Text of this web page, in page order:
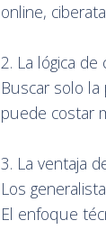
online,
2. La lógica
Buscar solo
puede costar
3. La ventaja
Los
El enfoque